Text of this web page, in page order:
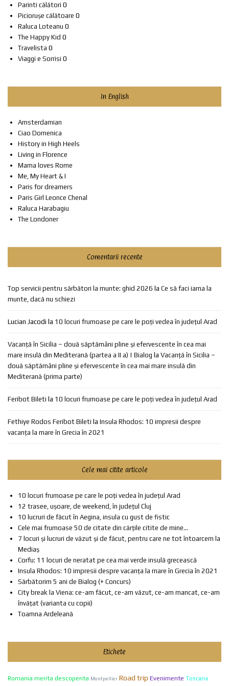
Parinti călători 0
Piciorușe călătoare 0
Raluca Loteanu 0
The Happy Kid 0
Travelista 0
Viaggi e Sorrisi 0
In English
Amsterdamian
Ciao Domenica
History in High Heels
Living in Florence
Mama loves Rome
Me, My Heart & I
Paris for dreamers
Paris Girl Leonce Chenal
Raluca Harabagiu
The Londoner
Comentarii recente
Top servicii pentru sărbători la munte: ghid 2026 la Ce să faci iarna la
munte, dacă nu schiezi
Lucian Jacodi la 10 locuri frumoase pe care le poți vedea în județul Arad
Vacanță în Sicilia – două săptămâni pline și efervescente în cea mai
mare insulă din Mediterană (partea a II a) | Bialog la Vacanță în Sicilia –
două săptămâni pline și efervescente în cea mai mare insulă din
Mediterană (prima parte)
Feribot Bileti la 10 locuri frumoase pe care le poți vedea în județul Arad
Fethiye Rodos Feribot Bileti la Insula Rhodos: 10 impresii despre
vacanța la mare în Grecia în 2021
Cele mai citite articole
10 locuri frumoase pe care le poți vedea în județul Arad
12 trasee, ușoare, de weekend, în județul Cluj
10 lucruri de făcut în Aegina, insula cu gust de fistic
Cele mai frumoase 50 de citate din cărțile citite de mine...
7 locuri și lucruri de văzut și de făcut, pentru care ne tot întoarcem la
Mediaș
Corfu: 11 locuri de neratat pe cea mai verde insulă grecească
Insula Rhodos: 10 impresii despre vacanța la mare în Grecia în 2021
Sărbătorim 5 ani de Bialog (+ Concurs)
City break la Viena: ce-am făcut, ce-am văzut, ce-am mancat, ce-am
învățat (varianta cu copii)
Toamna Ardeleană
Etichete
Romania merita descoperita Montpellier Road trip Evenimente Toscana